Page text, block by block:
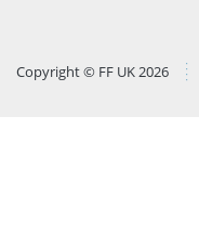
Copyright © FF UK 2026